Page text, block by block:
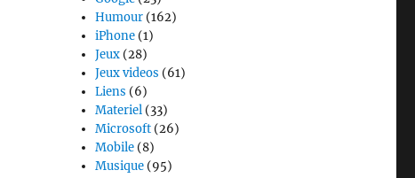
Humour (162)
iPhone (1)
Jeux (28)
Jeux videos (61)
Liens (6)
Materiel (33)
Microsoft (26)
Mobile (8)
Musique (95)